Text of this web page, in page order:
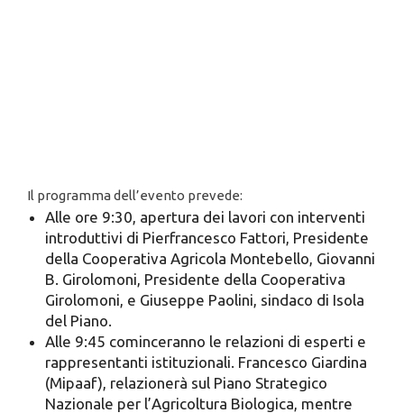
Il programma dell’evento prevede:
Alle ore 9:30, apertura dei lavori con interventi
introduttivi di Pierfrancesco Fattori, Presidente
della Cooperativa Agricola Montebello, Giovanni
B. Girolomoni, Presidente della Cooperativa
Girolomoni, e Giuseppe Paolini, sindaco di Isola
del Piano.
Alle 9:45 cominceranno le relazioni di esperti e
rappresentanti istituzionali. Francesco Giardina
(Mipaaf), relazionerà sul Piano Strategico
Nazionale per l’Agricoltura Biologica, mentre